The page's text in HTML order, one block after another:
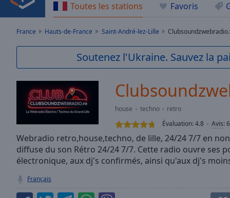
Backward
Skip
Current
Duration-:-
Loaded:
Stream
TypeLIVE
Seek to
live,
currently
LIVE
Remaining
Toutes les stations Favoris
France Hauts-de-France Saint-André-lez-Lille
Soutenez l'Ukraine. Sauvez la
house techno
retro
Évaluation:4.8 Avis:6
Webradio retro,house,techno, de lille, 24/24 7/7 en
diffuse du son Rétro 24/24 7/7. Cette radio ouvre ses
électronique, aux dj's confirmés, ainsi qu'aux dj's
Français